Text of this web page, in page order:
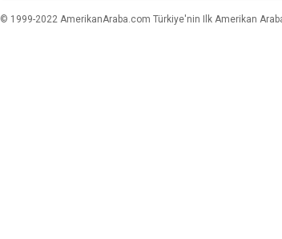
© 1999-2022 AmerikanAraba.com Türkiye'nin Ilk Amerikan